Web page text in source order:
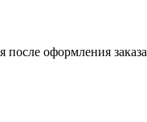
оформления заказа